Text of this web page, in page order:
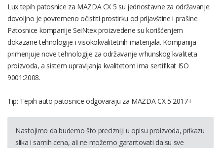
Lux tepih patosnice za MAZDA CX 5 su jednostavne za održavanje:
dovoljno je povremeno očistiti prostirku od prljavštine i prašine.
Patosnice kompanije SeiNtex proizvedene su korišćenjem
dokazane tehnologije i visokokvalitetnih materijala. Kompanija
primenjuje nove tehnologije za održavanje vrhunskog kvaliteta
proizvoda, a sistem upravljanja kvalitetom ima sertifikat ISO
9001:2008.
Tip: Tepih auto patosnice odgovaraju za MAZDA CX 5 2017+
Nastojimo da budemo što precizniji u opisu proizvoda, prikazu
slika i samih cena, ali ne možemo garantovati da su sve